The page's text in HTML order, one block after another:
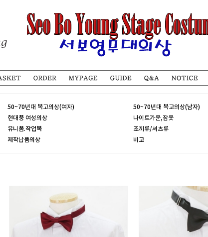
50~70년대 복고의상(여자) 50~70년대 복고의상(남자)
현대풍 여성의상 나이트가운,잠옷
유니폼.작업복 조끼류/셔츠류
제작납품의상 비고